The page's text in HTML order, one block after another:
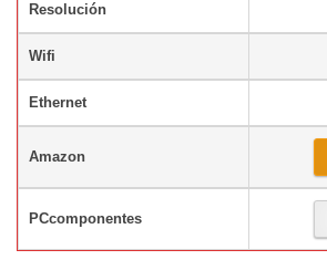
Resolución
Wifi
Ethernet
Amazon
PCcomponentes